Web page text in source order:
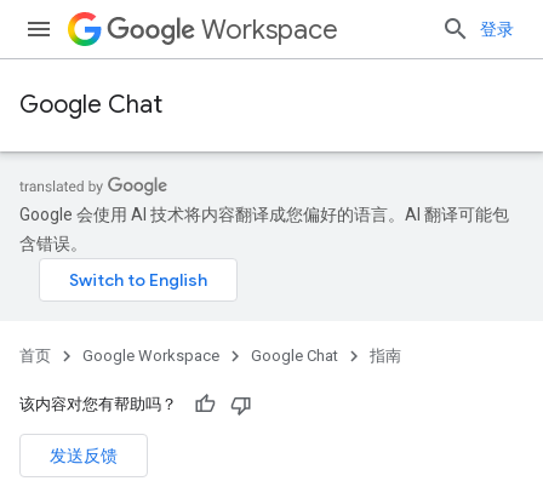
Workspace 登录
Google Chat
Google 会使用 AI 技术将内容翻译成您偏好的语言。AI 翻译可能包
含错误。
首页 Google Workspace Google Chat 指南
该内容对您有帮助吗？
发送反馈